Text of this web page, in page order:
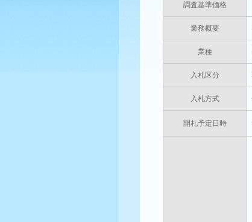
調査基準価格
業務概要
業種
入札区分
入札方式
開札予定日時